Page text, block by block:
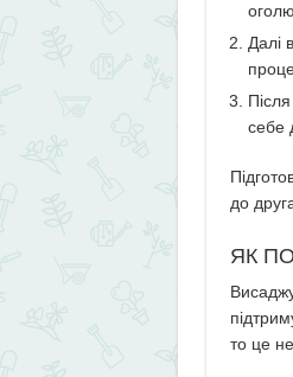
Далі
себе
до
ЯК
то це